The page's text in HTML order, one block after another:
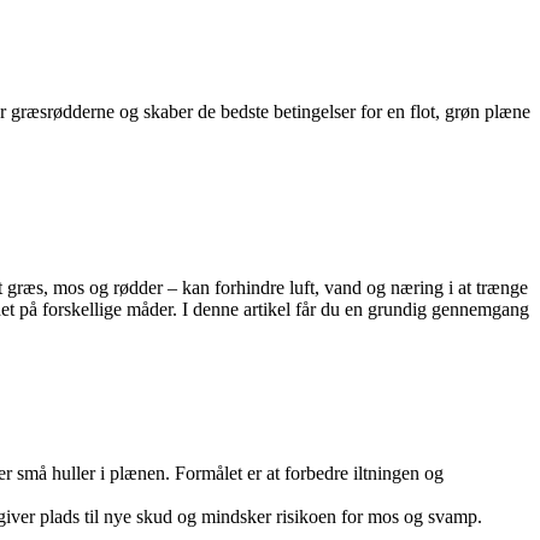
og skaber de bedste betingelser for en flot, grøn plæne
mos og rødder – kan forhindre luft, vand og næring i at trænge
forskellige måder. I denne artikel får du en grundig gennemgang
små huller i plænen. Formålet er at forbedre iltningen og
plads til nye skud og mindsker risikoen for mos og svamp.